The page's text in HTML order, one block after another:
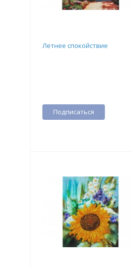
Летнее спокойствие
Подписаться